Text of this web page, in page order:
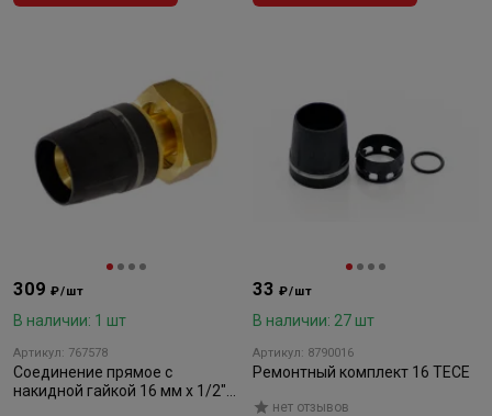
309₽/шт
В наличии: 1 шт
Артикул: 767578
Соединение прямое с
накидной гайкой 16 мм х 1/2"
33₽/шт
В наличии: 27 шт
Артикул: 8790016
Ремонтный комплект 16 TECE
нет отзывов